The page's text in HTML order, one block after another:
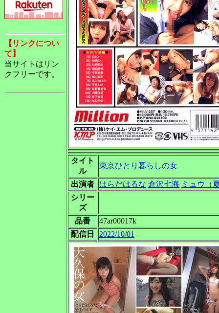
【リンクについ
て】
当サイトはリン
クフリーです。
タイト
ル
東京ひとり暮らしの女
出演者 はらだはるな 倉沢七海 ミュウ（
シリー
ズ
品番
47ar00017k
配信日
2022/10/01